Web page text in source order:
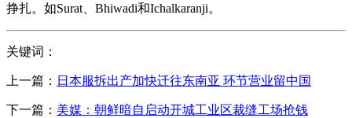
挣扎。如Surat、Bhiwadi和Ichalkaranji。
关键词：
上一篇： 日本服拆出产加快迁往东南亚 环节营业留中国
下一篇： 美媒：朝鲜暗自启动开城工业区裁缝工场抢钱